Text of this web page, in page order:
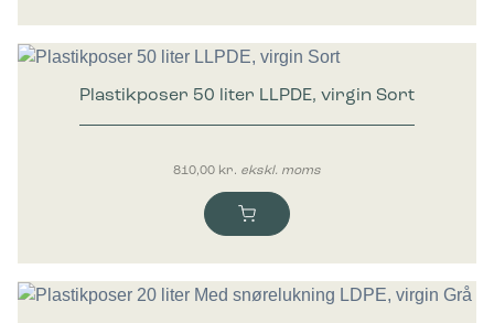
Plastikposer 50 liter LLPDE, virgin Sort
810,00 kr. ekskl. moms